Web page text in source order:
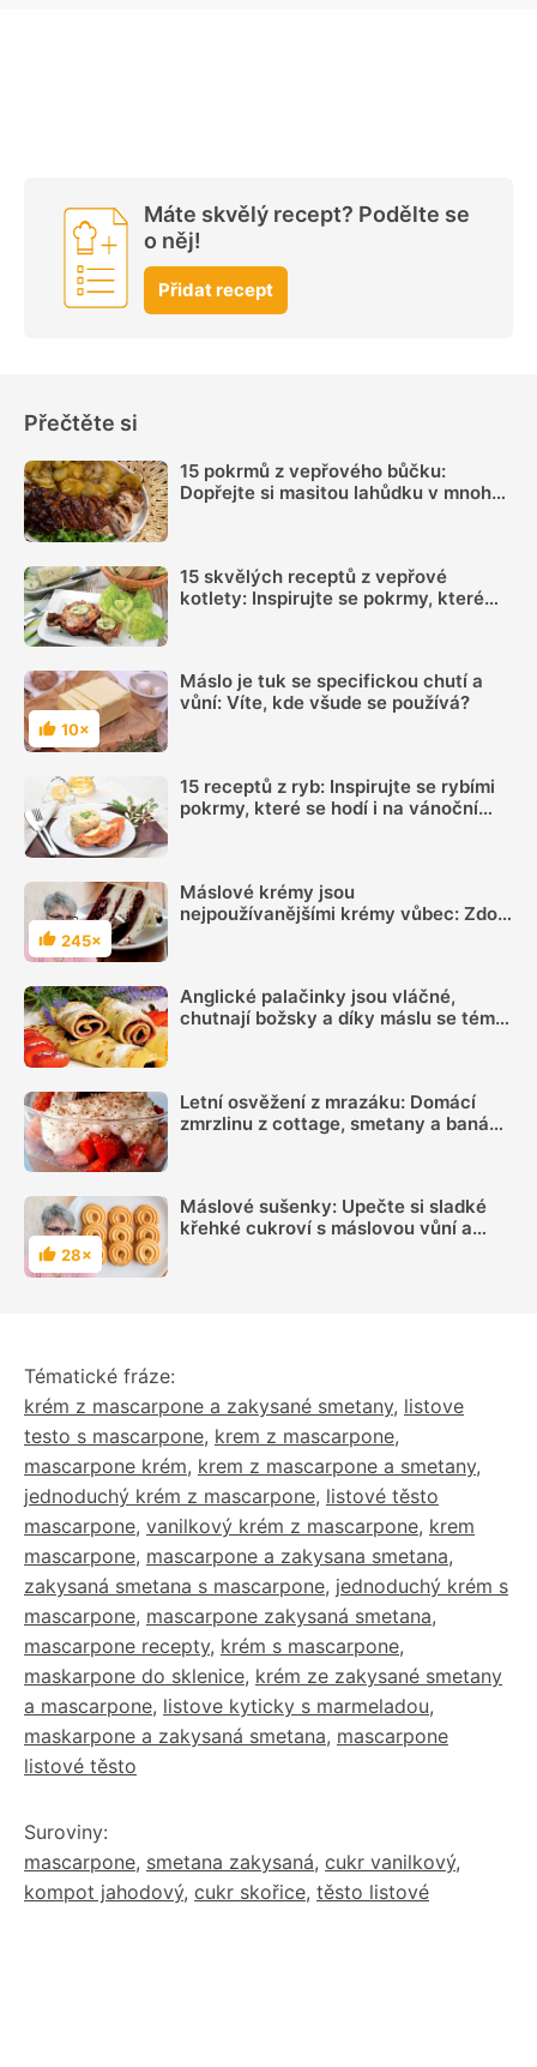
Máte skvělý recept? Podělte se
o něj!
Přidat recept
Přečtěte si
15 pokrmů z vepřového bůčku:
Dopřejte si masitou lahůdku v mnoha
15 skvělých receptů z vepřové
kotlety: Inspirujte se pokrmy, které
Hodnocení
10×
Máslo je tuk se specifickou chutí a
vůní: Víte, kde všude se používá?
15 receptů z ryb: Inspirujte se rybími
pokrmy, které se hodí i na vánoční
Hodnocení
245×
Máslové krémy jsou
nejpoužívanějšími krémy vůbec: Zdobí
Anglické palačinky jsou vláčné,
chutnají božsky a díky máslu se téměř
Letní osvěžení z mrazáku: Domácí
zmrzlinu z cottage, smetany a banánu
Hodnocení
28×
Máslové sušenky: Upečte si sladké
křehké cukroví s máslovou vůní a
Tématické fráze:
krém z mascarpone a zakysané smetany, listove
testo s mascarpone, krem z mascarpone,
mascarpone krém, krem z mascarpone a smetany,
jednoduchý krém z mascarpone, listové těsto
mascarpone, vanilkový krém z mascarpone, krem
mascarpone, mascarpone a zakysana smetana,
zakysaná smetana s mascarpone, jednoduchý krém s
mascarpone, mascarpone zakysaná smetana,
mascarpone recepty, krém s mascarpone,
maskarpone do sklenice, krém ze zakysané smetany
a mascarpone, listove kyticky s marmeladou,
maskarpone a zakysaná smetana, mascarpone
listové těsto
Suroviny:
mascarpone, smetana zakysaná, cukr vanilkový,
kompot jahodový, cukr skořice, těsto listové